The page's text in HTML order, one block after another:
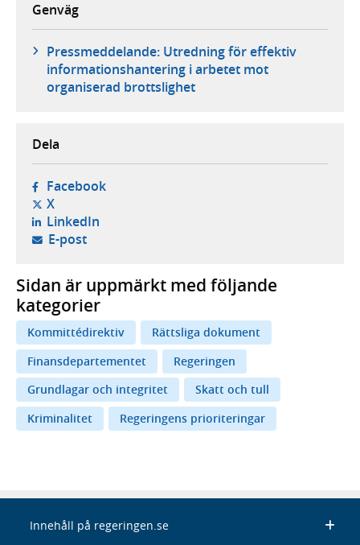
Genväg
Pressmeddelande: Utredning för effektiv
informationshantering i arbetet mot
organiserad brottslighet
Dela
Facebook- öppnas i ny flik, extern webbplats,
X- öppnas i ny flik, extern webbplats,
LinkedIn- öppnas i ny flik, extern webbplats,
E-post- öppnar din e-postklient,
Sidan är uppmärkt med följande
kategorier
Kommittédirektiv
Rättsliga dokument
Finansdepartementet
Regeringen
Grundlagar och integritet
Skatt och tull
Kriminalitet
Regeringens prioriteringar
Innehåll på regeringen.se